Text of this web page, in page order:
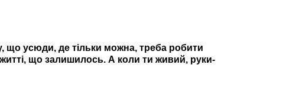
що усюди, де тільки можна, треба робити
що залишилось. А коли ти живий, руки-